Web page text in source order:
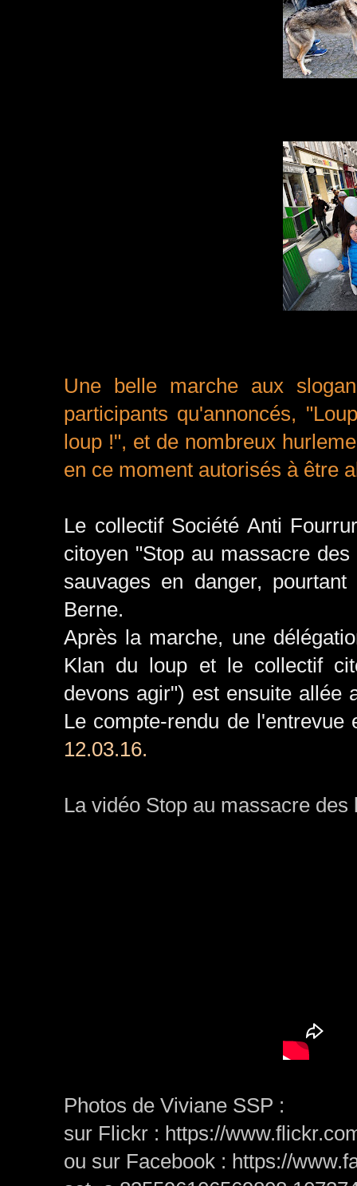
Une belle marche aux
participants qu'annoncés,
loup !", et de nombreux
en ce moment autorisés à être
Le collectif Société Anti
citoyen "Stop au massacre
sauvages en danger,
Berne.
Après la marche, une
Klan du loup et le collectif
devons agir") est ensuite allée
Le compte-rendu de
12.03.16.
La vidéo Stop au massacre
Photos de Viviane SSP :
sur Flickr : https://
ou sur Facebook : https://